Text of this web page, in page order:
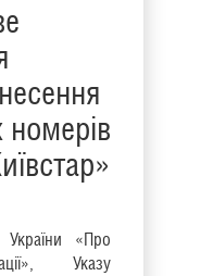
України «Про
Указу